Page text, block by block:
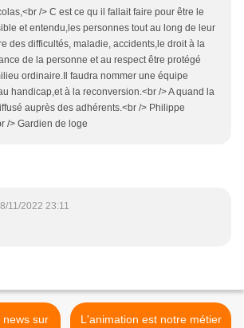
/> C est ce qu il fallait faire pour être le
et entendu,les personnes tout au long de leur
des difficultés, maladie, accidents,le droit à la
de la personne et au respect être protégé
ordinaire.Il faudra nommer une équipe
handicap,et à la reconversion.<br /> A quand la
auprès des adhérents.<br /> Philippe
/> Gardien de loge
11/2022 23:11
L'animation est notre métier